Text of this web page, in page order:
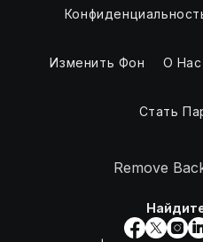
Изменить Фон О Нас
Стать
Remove